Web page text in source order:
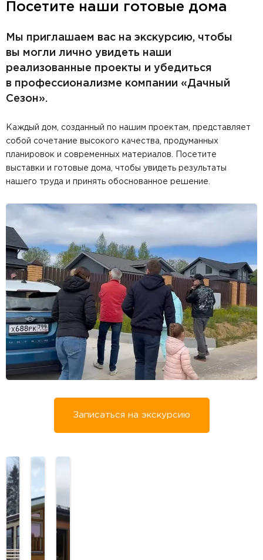
Посетите наши готовые дома
Мы приглашаем вас на экскурсию, чтобы
вы могли лично увидеть наши
реализованные проекты и убедиться
в профессионализме компании «Дачный
Сезон».
Каждый дом, созданный по нашим проектам, представляет
собой сочетание высокого качества, продуманных
планировок и современных материалов. Посетите
выставки и готовые дома, чтобы увидеть результаты
нашего труда и принять обоснованное решение.
Записаться на экскурсию